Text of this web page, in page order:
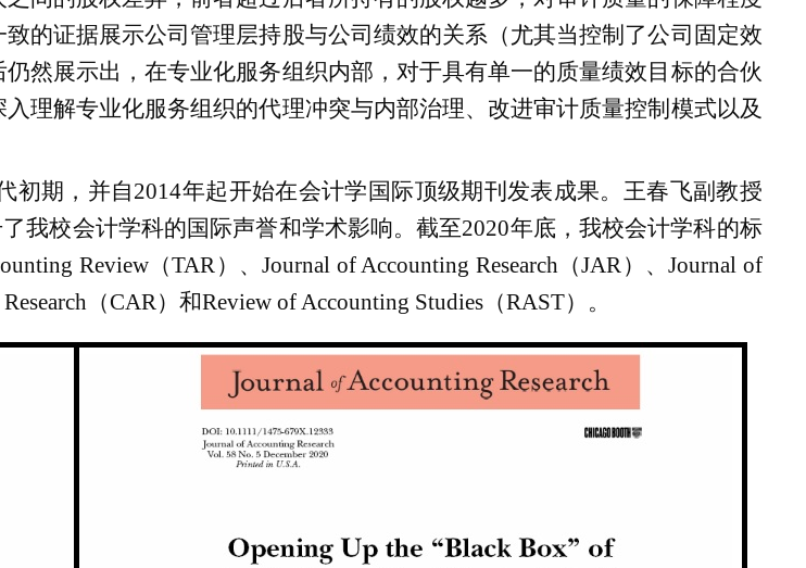
的证据展示公司管理层持股与公司绩效的关系（尤其当控制了公司固定效
然展示出，在专业化服务组织内部，对于具有单一的质量绩效目标的合伙
理解专业化服务组织的代理冲突与内部治理、改进审计质量控制模式以及
初期，并自2014年起开始在会计学国际顶级期刊发表成果。王春飞副教授
我校会计学科的国际声誉和学术影响。截至2020年底，我校会计学科的标
Review（TAR）、Journal of Accounting Research（JAR）、Journal of
（CAR）和Review of Accounting Studies （RAST）。